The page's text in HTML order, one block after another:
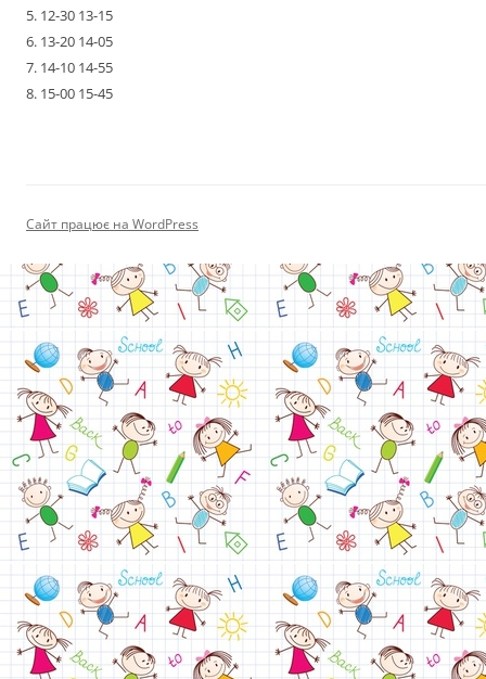
5. 12-30 13-15
6. 13-20 14-05
7. 14-10 14-55
8. 15-00 15-45
Сайт працює на WordPress